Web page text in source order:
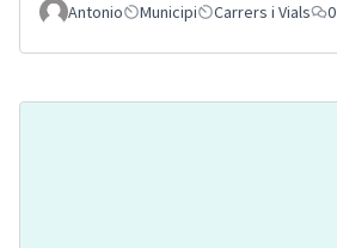
Antonio Municipi Carrers i Vials 0